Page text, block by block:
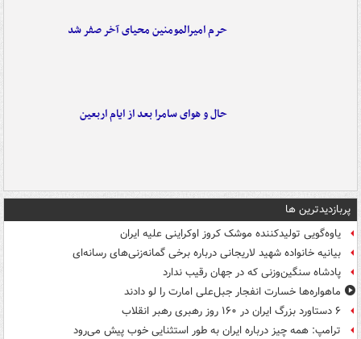
حرم امیرالمومنین محیای آخر صفر شد
حال و هوای سامرا بعد از ایام اربعین
پربازدیدترین ها
یاوه‌گویی تولیدکننده موشک کروز اوکراینی علیه ایران
بیانیه خانواده شهید لاریجانی درباره برخی گمانه‌زنی‌های رسانه‌ای
پادشاه سنگین‌وزنی که در جهان رقیب ندارد
ماهواره‌ها خسارت انفجار جبل‌علی امارت را لو دادند
۶ دستاورد بزرگ ایران در ۱۶۰ روز رهبری رهبر انقلاب
ترامپ: همه چیز درباره ایران به طور استثنایی خوب پیش می‌رود